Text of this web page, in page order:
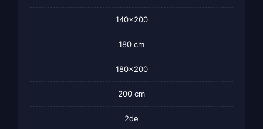
140×200
180 cm
180×200
200 cm
2de